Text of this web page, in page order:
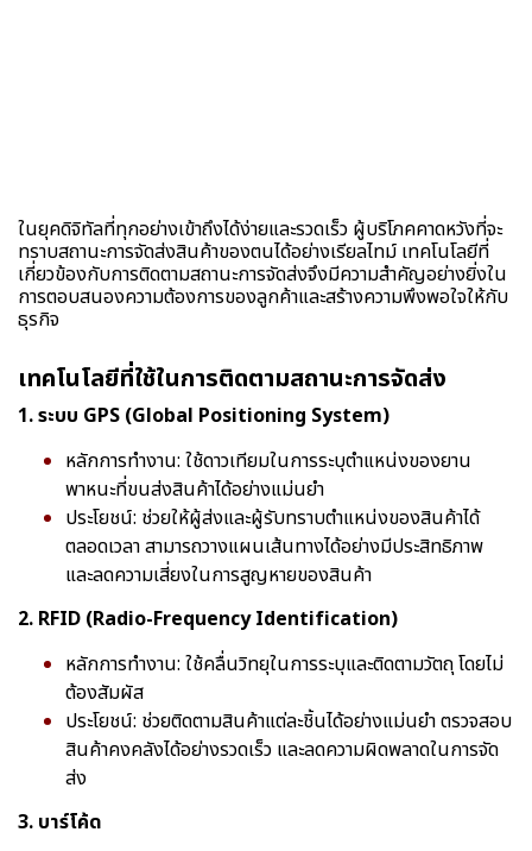
ในยุคดิจิทัลที่ทุกอย่างเข้าถึงได้ง่ายและรวดเร็ว ผู้บริโภคคาดหวังที่จะ
ทราบสถานะการจัดส่งสินค้าของตนได้อย่างเรียลไทม์ เทคโนโลยีที่
เกี่ยวข้องกับการติดตามสถานะการจัดส่งจึงมีความสำคัญอย่างยิ่งใน
การตอบสนองความต้องการของลูกค้าและสร้างความพึงพอใจให้กับ
ธุรกิจ
เทคโนโลยีที่ใช้ในการติดตามสถานะการจัดส่ง
1. ระบบ GPS (Global Positioning System)
หลักการทำงาน: ใช้ดาวเทียมในการระบุตำแหน่งของยาน
พาหนะที่ขนส่งสินค้าได้อย่างแม่นยำ
ประโยชน์: ช่วยให้ผู้ส่งและผู้รับทราบตำแหน่งของสินค้าได้
ตลอดเวลา สามารถวางแผนเส้นทางได้อย่างมีประสิทธิภาพ
และลดความเสี่ยงในการสูญหายของสินค้า
2. RFID (Radio-Frequency Identification)
หลักการทำงาน: ใช้คลื่นวิทยุในการระบุและติดตามวัตถุ โดยไม่
ต้องสัมผัส
ประโยชน์: ช่วยติดตามสินค้าแต่ละชิ้นได้อย่างแม่นยำ ตรวจสอบ
สินค้าคงคลังได้อย่างรวดเร็ว และลดความผิดพลาดในการจัด
ส่ง
3. บาร์โค้ด